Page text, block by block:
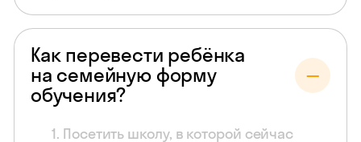
Как перевести ребёнка
на семейную форму
обучения?
Посетить школу, в которой сейчас